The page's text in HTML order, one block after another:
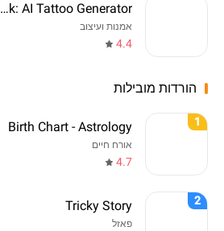
TattooInk: AI Tattoo Generator
אמנות ועיצוב
4.4
הורדות מובילות
1
Birth Chart - Astrology
אורח חיים
4.7
2
Tricky Story
פאזל